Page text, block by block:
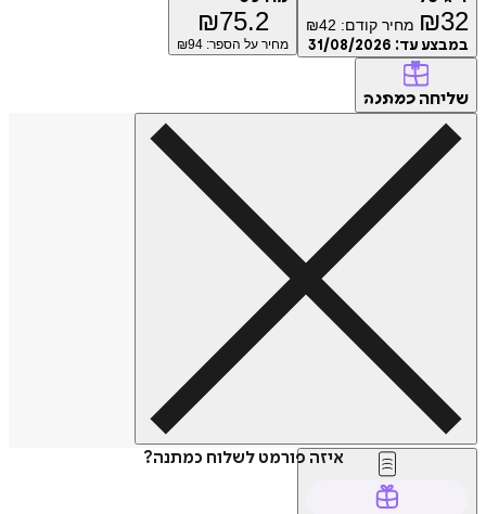
₪32 מחיר קודם: ₪42
במבצע עד: 31/08/2026
₪75.2
מחיר על הספר: ₪ 94
שליחה כמתנה
איזה פורמט לשלוח כמתנה?